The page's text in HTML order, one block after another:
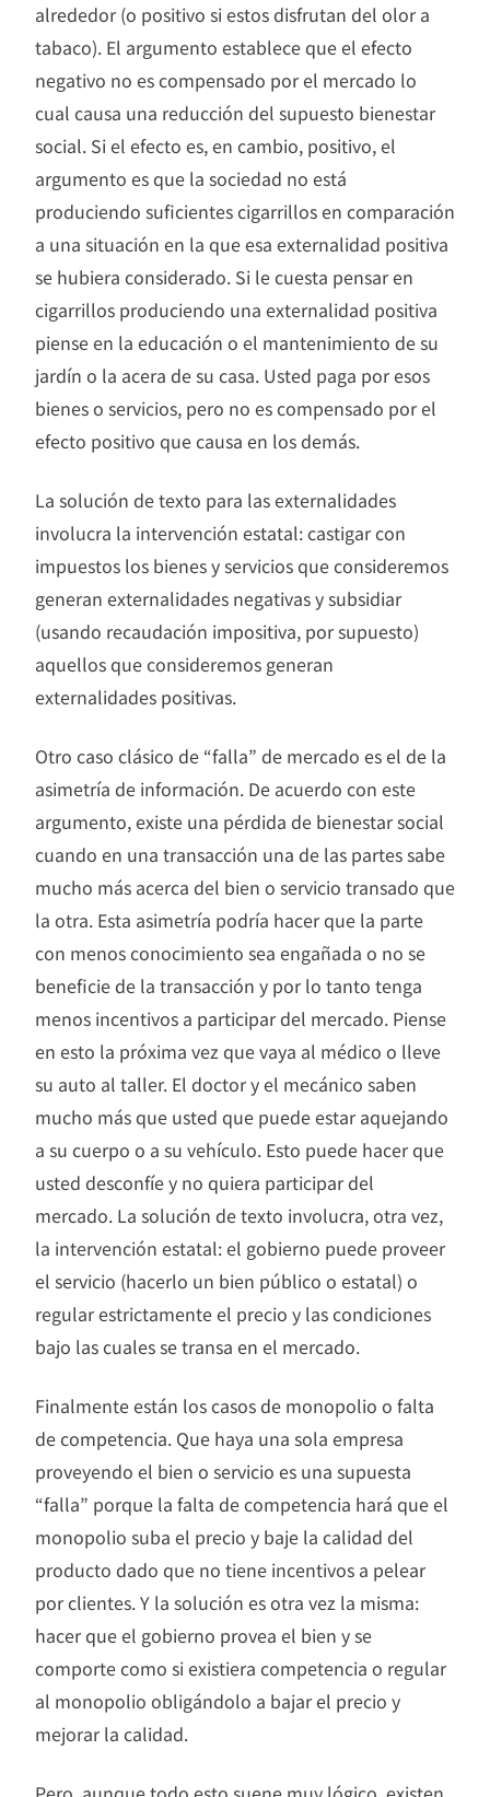
alrededor (o positivo si estos disfrutan del olor a
tabaco). El argumento establece que el efecto
negativo no es compensado por el mercado lo
cual causa una reducción del supuesto bienestar
social. Si el efecto es, en cambio, positivo, el
argumento es que la sociedad no está
produciendo suficientes cigarrillos en comparación
a una situación en la que esa externalidad positiva
se hubiera considerado. Si le cuesta pensar en
cigarrillos produciendo una externalidad positiva
piense en la educación o el mantenimiento de su
jardín o la acera de su casa. Usted paga por esos
bienes o servicios, pero no es compensado por el
efecto positivo que causa en los demás.
La solución de texto para las externalidades
involucra la intervención estatal: castigar con
impuestos los bienes y servicios que consideremos
generan externalidades negativas y subsidiar
(usando recaudación impositiva, por supuesto)
aquellos que consideremos generan
externalidades positivas.
Otro caso clásico de “falla” de mercado es el de la
asimetría de información. De acuerdo con este
argumento, existe una pérdida de bienestar social
cuando en una transacción una de las partes sabe
mucho más acerca del bien o servicio transado que
la otra. Esta asimetría podría hacer que la parte
con menos conocimiento sea engañada o no se
beneficie de la transacción y por lo tanto tenga
menos incentivos a participar del mercado. Piense
en esto la próxima vez que vaya al médico o lleve
su auto al taller. El doctor y el mecánico saben
mucho más que usted que puede estar aquejando
a su cuerpo o a su vehículo. Esto puede hacer que
usted desconfíe y no quiera participar del
mercado. La solución de texto involucra, otra vez,
la intervención estatal: el gobierno puede proveer
el servicio (hacerlo un bien público o estatal) o
regular estrictamente el precio y las condiciones
bajo las cuales se transa en el mercado.
Finalmente están los casos de monopolio o falta
de competencia. Que haya una sola empresa
proveyendo el bien o servicio es una supuesta
“falla” porque la falta de competencia hará que el
monopolio suba el precio y baje la calidad del
producto dado que no tiene incentivos a pelear
por clientes. Y la solución es otra vez la misma:
hacer que el gobierno provea el bien y se
comporte como si existiera competencia o regular
al monopolio obligándolo a bajar el precio y
mejorar la calidad.